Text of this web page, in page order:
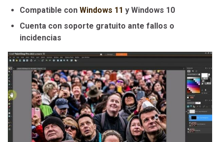
Compatible con Windows 11 y Windows 10
Cuenta con soporte gratuito ante fallos o
incidencias